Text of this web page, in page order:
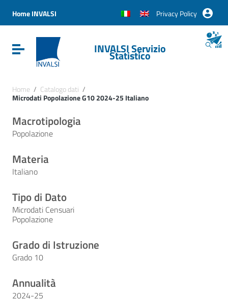
Vai al menu di navigazione
Vai al footer
Home INVALSI Privacy Policy
Attiva / disattiva la navigazioneINVALSI Servizio
Statistico
Home / Catalogo dati /
Microdati Popolazione G10 2024-25 Italiano
Macrotipologia
Popolazione
Materia
Italiano
Tipo di Dato
Microdati Censuari
Popolazione
Grado di Istruzione
Grado 10
Annualità
2024-25